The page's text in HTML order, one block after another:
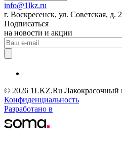
info@1lkz.ru
г. Воскресенск, ул. Советская, д.
Подписаться
на новости и акции
© 2026 1LKZ.Ru Лакокрасочный
Конфиденциальность
Разработано в